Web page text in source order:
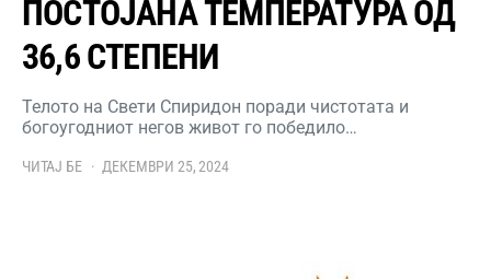
ПОСТОЈАНА ТЕМПЕРАТУРА ОД
36,6 СТЕПЕНИ
Телото на Свети Спиридон поради чистотата и
богоугодниот негов живот го победило…
ЧИТАЈ БЕ ДЕКЕМВРИ 25, 2024